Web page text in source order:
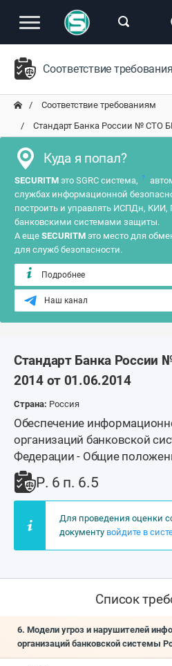
Соответствие
Соответствие требованиям
Стандарт Банка России № СТО
Куда я попал?
SECURITM это SGRC система, ?
службах информационной
построить и управлять ИСПДн,
банковскими системами защиты.
А еще SECURITM это место для
для служб безопасности.
Подробнее
Наш канал
Стандарт Банка
2014 от 01.06.2014
Страна: Россия
Обеспечение
организаций банковской
Федерации - Общие
Р. 6 п. 6.5
Для проведения оценки
документу войдите в
Список
6. Модели угроз и нарушителей
организаций банковской системы